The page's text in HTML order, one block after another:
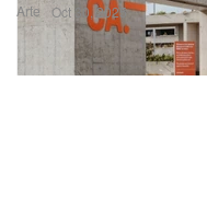
Arte Oct 30, 2025